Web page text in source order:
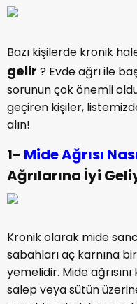
Bazı kişilerde kronik
gelir ? Evde ağrı ile
sorunun çok önemli
geçiren kişiler,
alın!
1- Mide Ağrısı
Ağrılarına İyi
Kronik olarak mide
sabahları aç karnına
yemelidir. Mide
salep veya sütün